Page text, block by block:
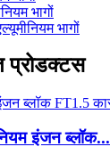
भागों
भागों
प्रोडक्टस
इंजन ब्लॉक...